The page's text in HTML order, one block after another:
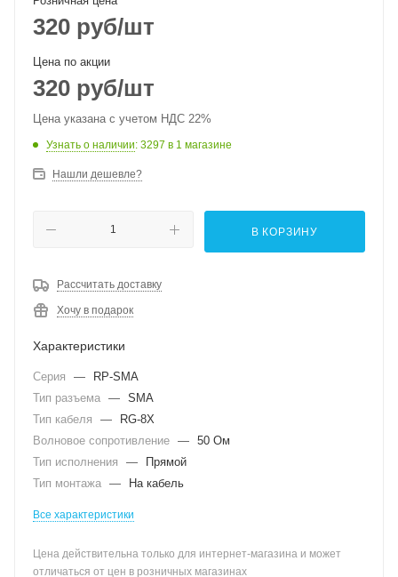
320 руб/шт
Цена по акции
320 руб/шт
Цена указана с учетом НДС 22%
Узнать о наличии: 3297 в 1 магазине
Нашли дешевле?
В КОРЗИНУ
Рассчитать доставку
Хочу в подарок
Характеристики
Серия —
RP-SMA
Тип разъема — SMA
Тип кабеля
—
RG-8X
Волновое сопротивление — 50 Ом
Тип исполнения
—
Прямой
Тип монтажа — На кабель
Все характеристики
Цена действительна только для интернет-магазина и может
отличаться от цен в розничных магазинах